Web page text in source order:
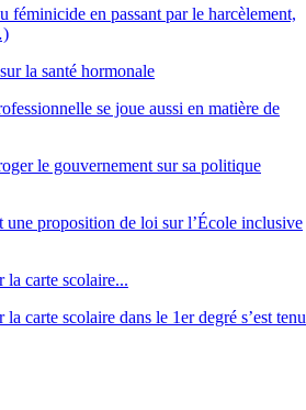
féminicide en passant par le harcèlement,
la santé hormonale
se joue aussi en matière de
le gouvernement sur sa politique
une proposition de loi sur l’École inclusive
carte scolaire...
carte scolaire dans le 1er degré s’est tenu